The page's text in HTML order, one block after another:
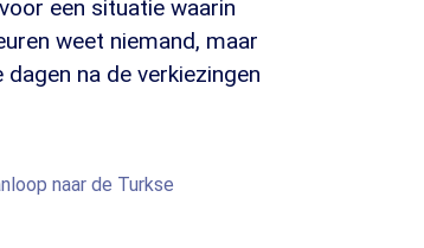
een situatie waarin
weet niemand, maar
na de verkiezingen
naar de Turkse